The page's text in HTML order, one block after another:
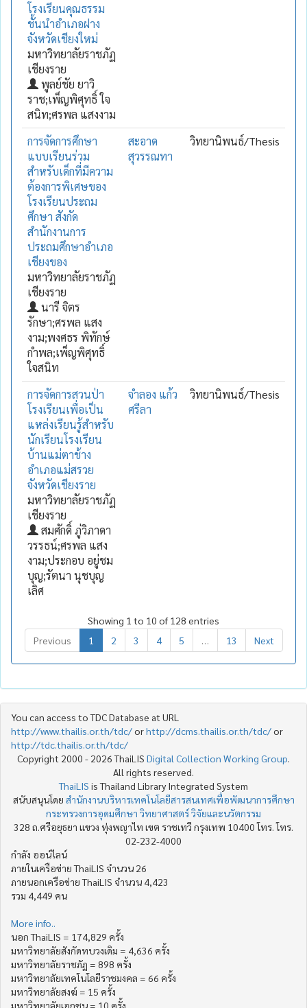
โรงเรียนคุณธรรม
ชั้นนำอำเภอฝาง
จังหวัดเชียงใหม่
มหาวิทยาลัยราชภัฏ
เชียงราย
พูลย์ชัย ยาวิ
ราช;เพ็ญพิศุทธิ์ ใจ
สนิท;ศรพล แสงงาม
การจัดการศึกษา
แบบเรียนร่วม
สำหรับเด็กที่มีความ
ต้องการพิเศษของ
โรงเรียนประถม
ศึกษา สังกัด
สำนักงานการ
ประถมศึกษาอำเภอ
เชียงของ
มหาวิทยาลัยราชภัฏ
เชียงราย
นารี จิตร
รักษา;ศรพล แสง
งาม;พงศธร พิทักษ์
กำพล;เพ็ญพิศุทธิ์
ใจสนิท
สะอาด
สุวรรณทา
วิทยานิพนธ์/Thesis
การจัดการสวนป่า
โรงเรียนเพื่อเป็น
แหล่งเรียนรู้สำหรับ
นักเรียนโรงเรียน
บ้านแม่ตาช้าง
อำเภอแม่สรวย
จังหวัดเชียงราย
มหาวิทยาลัยราชภัฏ
เชียงราย
สมศักดิ์ ภู่วิภาดา
วรรธน์;ศรพล แสง
งาม;ประกอบ อยู่ชม
บุญ;รัตนา นุชบุญ
เลิศ
จำลอง แก้ว
ศรีลา
วิทยานิพนธ์/Thesis
Showing 1 to 10 of 128 entries
Previous
1 2 3 4 5 13 Next
You can access to TDC Database at URL
http://www.thailis.or.th/tdc/orhttp://dcms.thailis.or.th/tdc/or
http://tdc.thailis.or.th/tdc/
Copyright 2000 - 2026 ThaiLIS Digital Collection Working Group
All rights reserved.
ThaiLIS is Thailand Library Integrated System
สนับสนุนโดย สำนักงานบริหารเทคโนโลยีสารสนเทศเพื่อพัฒนาการศึกษา
กระทรวงการอุดมศึกษา วิทยาศาสตร์ วิจัยและนวัตกรรม
328 ถ.ศรีอยุธยา แขวง ทุ่งพญาไท เขต ราชเทวี กรุงเทพ 10400 โทร. โทร.
02-232-4000
กำลัง ออน์ไลน์
ภายในเครือข่าย ThaiLIS จำนวน 26
ภายนอกเครือข่าย ThaiLIS จำนวน 4,423
รวม 4,449 คน
More info..
นอก ThaiLIS = 174,829 ครั้ง
มหาวิทยาลัยสังกัดทบวงเดิม = 4,636 ครั้ง
มหาวิทยาลัยราชภัฏ = 898 ครั้ง
มหาวิทยาลัยเทคโนโลยีราชมงคล = 66 ครั้ง
มหาวิทยาลัยสงฆ์ = 15 ครั้ง
มหาวิทยาลัยเอกชน = 10 ครั้ง